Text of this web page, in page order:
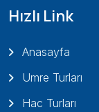
Hızlı Link
Anasayfa
Umre Turları
Hac Turları